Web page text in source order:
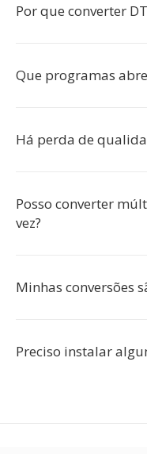
Por que converter
Que programas
Há perda de
Posso converter
vez?
Minhas conversões
Preciso instalar